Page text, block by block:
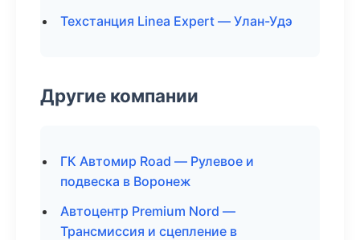
Техстанция Linea Expert — Улан-Удэ
Другие компании
ГК Автомир Road — Рулевое и
подвеска в Воронеж
Автоцентр Premium Nord —
Трансмиссия и сцепление в